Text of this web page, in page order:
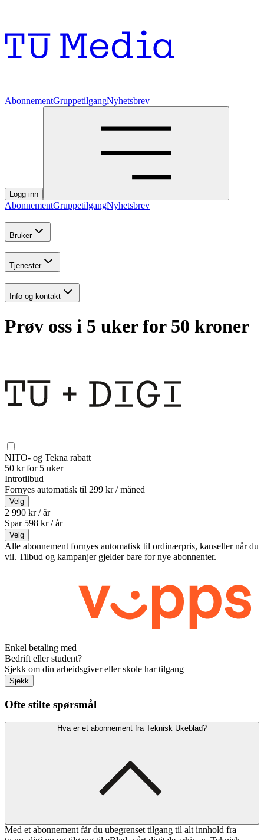
AbonnementGruppetilgangNyhetsbrev
Logg inn
AbonnementGruppetilgangNyhetsbrev
Bruker
Tjenester
Info og kontakt
Prøv oss i 5 uker for 50 kroner
NITO- og Tekna rabatt
50 kr for 5 uker
Introtilbud
Fornyes automatisk til 299 kr / måned
Velg
2 990 kr / år
Spar 598 kr /år
Velg
Alle abonnement fornyes automatisk til ordinærpris, kanseller når du
vil. Tilbud og kampanjer gjelder bare for nye abonnenter.
Enkel betaling med
Bedrift eller student?
Sjekk om din arbeidsgiver eller skole har tilgang
Sjekk
Ofte stilte spørsmål
Hva er et abonnement fra Teknisk Ukeblad?
Med et abonnement får du ubegrenset tilgang til alt innhold fra